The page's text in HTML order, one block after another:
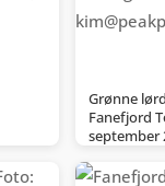
Grønne
Fanefjord
september